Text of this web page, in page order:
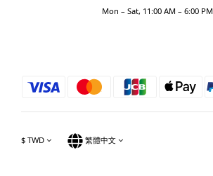
Mon – Sat, 11:00 AM – 6:00 PM
$ TWD 繁體中文